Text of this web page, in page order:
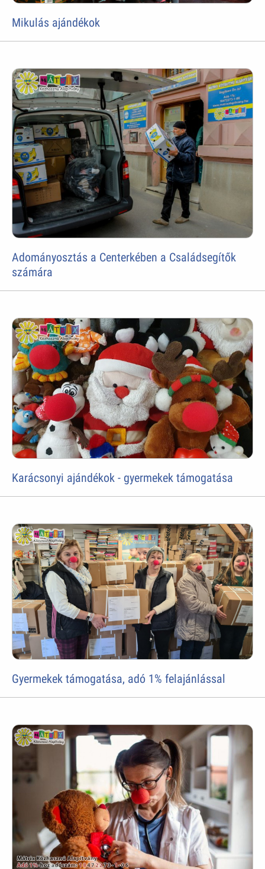
Mikulás ajándékok
Adományosztás a Centerkében a Családsegítők
számára
Karácsonyi ajándékok - gyermekek támogatása
Gyermekek támogatása, adó 1% felajánlással